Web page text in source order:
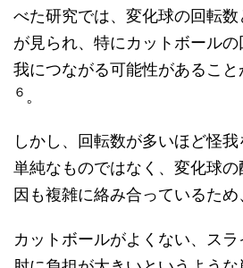
べた研究では、変化球の回転
が見られ、特にカットボール
我につながる可能性があるこ
６ 。
しかし、回転数が多いほど怪
単純なものではなく、変化球
因も複雑に絡み合っているため
カットボールがよくない、ス